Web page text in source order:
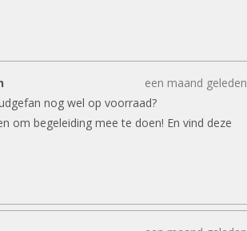
een maand geleden
nog wel op voorraad?
om begeleiding mee te doen! En vind deze